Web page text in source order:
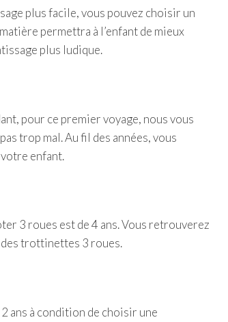
plus facile, vous pouvez choisir un
permettra à l’enfant de mieux
plus ludique.
pour ce premier voyage, nous vous
trop mal. Au fil des années, vous
enfant.
3 roues est de 4 ans. Vous retrouverez
des trottinettes 3 roues.
ans à condition de choisir une